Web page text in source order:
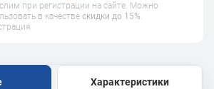
при регистрации на сайте. Можно
в качестве скидки до 15%.
Характеристики